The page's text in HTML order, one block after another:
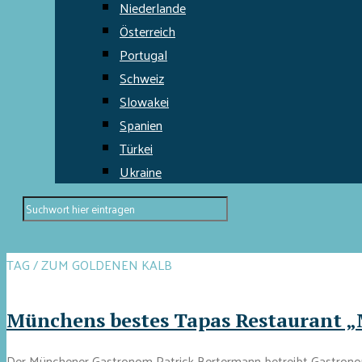
Niederlande
Österreich
Portugal
Schweiz
Slowakei
Spanien
Türkei
Ukraine
TAG / ZUM GOLDENEN KALB
Münchens bestes Tapas Restaurant